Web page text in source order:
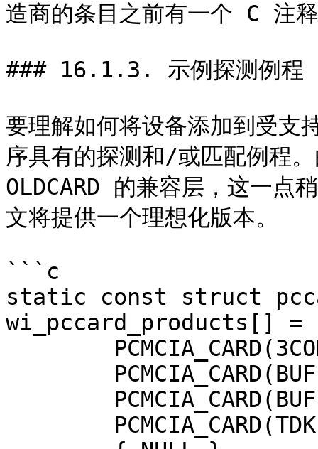
造商的条目之前有一个 C 注
### 16.1.3. 示例探测例程
要理解如何将设备添加到受支
序具有的探测和/或匹配例程
OLDCARD 的兼容层，这一点
文将提供一个理想化版本。
```c
static const struct
wi_pccard_products[] =